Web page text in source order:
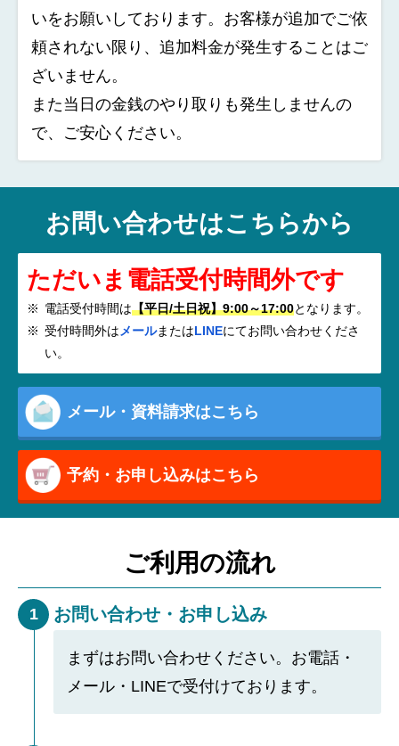
いをお願いしております。お客様が追加でご依
頼されない限り、追加料金が発生することはご
ざいません。
また当日の金銭のやり取りも発生しませんの
で、ご安心ください。
お問い合わせはこちらから
ただいま電話受付時間外です
電話受付時間は【平日/土日祝】9:00～17:00となります。
受付時間外は メールまたはLINEにてお問い合わせくださ
い。
メール・資料請求はこちら
予約・お申し込みはこちら
ご利用の流れ
1 お問い合わせ・お申し込み
まずはお問い合わせください。お電話・
メール・LINEで受付けております。